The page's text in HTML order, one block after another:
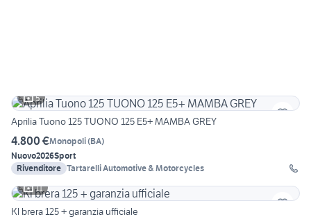
5
Aprilia Tuono 125 TUONO 125 E5+ MAMBA GREY
4.800 €Monopoli(BA)
Nuovo2026Sport
Rivenditore Tartarelli Automotive & Motorcycles
11
Kl brera 125 + garanzia ufficiale